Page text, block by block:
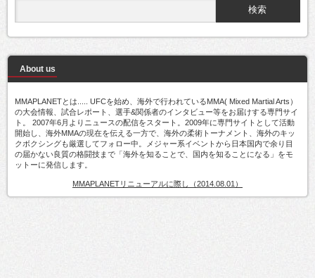
About us
MMAPLANETとは..... UFCを始め、海外で行われているMMA( Mixed Martial Arts）
の大会情報、試合レポート、選手&関係者のインタビュー等をお届けする専門サイ
ト。 2007年6月よりニュースの配信をスタート。2009年に専門サイトとして活動
開始し、海外MMAの現在を伝える一方で、海外の柔術トーナメント、海外のキッ
クボクシングも厳選してフォロー中。メジャー系イベントから日本国内で余り目
の届かない良質の格闘技まで「海外を知ることで、国内を知ることになる」をモ
ットーに発信します。
MMAPLANETリニューアルに際し（2014.08.01）